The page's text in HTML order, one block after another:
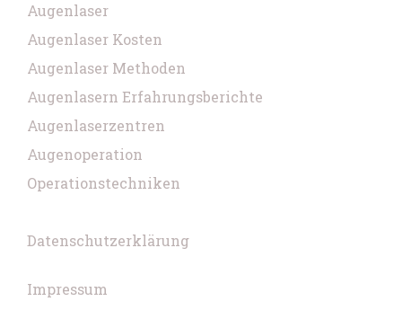
Augenlaser
Augenlaser Kosten
Augenlaser Methoden
Augenlasern Erfahrungsberichte
Augenlaserzentren
Augenoperation
Operationstechniken
Datenschutzerklärung
Impressum